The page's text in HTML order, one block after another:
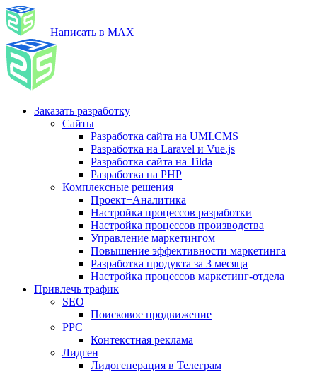
Написать в MAX
Заказать разработку
Сайты
Разработка сайта на UMI.CMS
Разработка на Laravel и Vue.js
Разработка сайта на Tilda
Разработка на PHP
Комплексные решения
Проект+Аналитика
Настройка процессов разработки
Настройка процессов производства
Управление маркетингом
Повышение эффективности маркетинга
Разработка продукта за 3 месяца
Настройка процессов маркетинг-отдела
Привлечь трафик
SEO
Поисковое продвижение
PPC
Контекстная реклама
Лидген
Лидогенерация в Телеграм